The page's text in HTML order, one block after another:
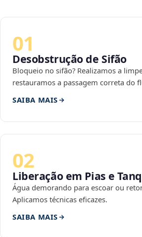
01
Desobstrução de Sifão
Bloqueio no sifão? Realizamos a
restauramos a passagem correta do
SAIBA MAIS
02
Liberação em Pias e
Água demorando para escoar ou
Aplicamos técnicas eficazes.
SAIBA MAIS